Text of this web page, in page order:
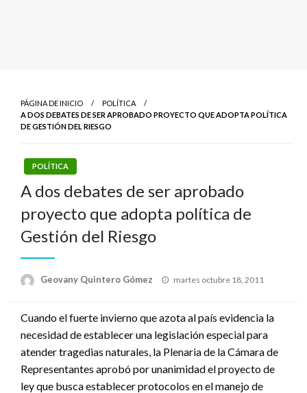
PÁGINA DE INICIO
POLÍTICA
A DOS DEBATES DE SER APROBADO PROYECTO QUE ADOPTA POLÍTICA
DE GESTIÓN DEL RIESGO
POLÍTICA
A dos debates de ser aprobado
proyecto que adopta política de
Gestión del Riesgo
Geovany Quintero Gómez
Publicado
martes octubre 18, 2011
Cuando el fuerte invierno que azota al país evidencia la
necesidad de establecer una legislación especial para
atender tragedias naturales, la Plenaria de la Cámara de
Representantes aprobó por unanimidad el proyecto de
ley que busca establecer protocolos en el manejo de